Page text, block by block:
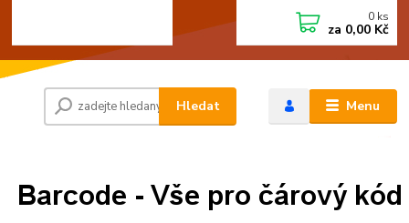
Menu
Hledat
0 ks
za 0,00 Kč